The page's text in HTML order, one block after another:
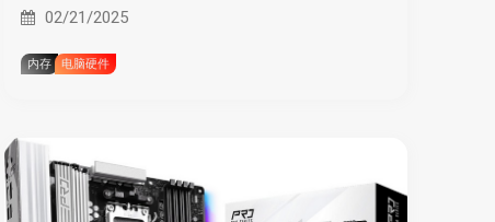
02/21/2025
内存 电脑硬件